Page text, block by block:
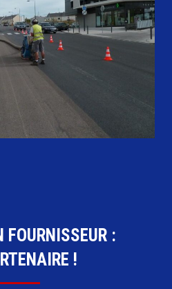
FOURNISSEUR :
!